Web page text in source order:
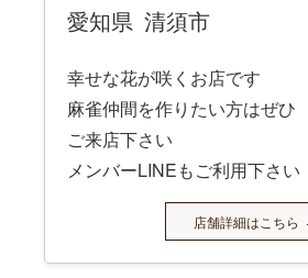
愛知県 清須市
幸せな花が咲くお店です
麻雀仲間を作りたい方はぜひ
ご来店下さい
メンバーLINEもご利用下さい
店舗詳細はこちら